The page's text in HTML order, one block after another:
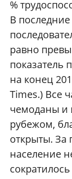
%
В
равно
показатель
на конец
Times.) Все
чемоданы и
рубежом,
открыты. За
население